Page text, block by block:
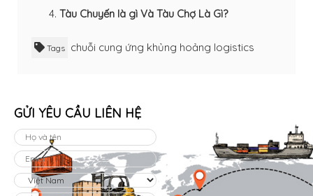
Tàu Chuyến là gì Và Tàu Chợ Là Gì?
Tags chuỗi cung ứng khủng hoảng logistics
GỬI YÊU CẦU LIÊN HỆ